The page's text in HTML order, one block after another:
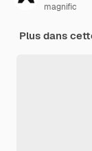
magnific
Plus dans